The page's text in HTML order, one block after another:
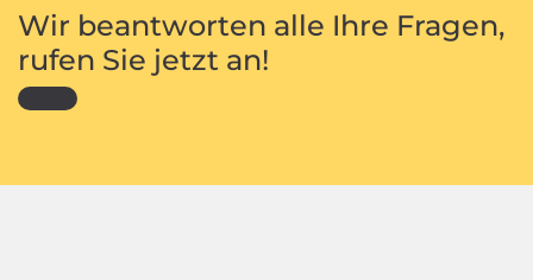
Wir beantworten alle Ihre Fragen,
rufen Sie jetzt an!